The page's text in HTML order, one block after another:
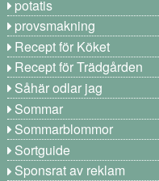
potatis
provsmakning
Recept för Köket
Recept för Trädgården
Såhär odlar jag
Sommar
Sommarblommor
Sortguide
Sponsrat av reklam